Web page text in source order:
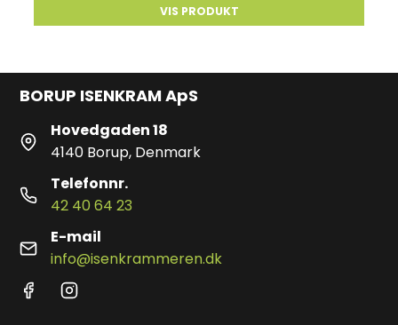
VIS PRODUKT
BORUP ISENKRAM ApS
Hovedgaden 18
4140 Borup, Denmark
Telefonnr.
42 40 64 23
E-mail
info@isenkrammeren.dk